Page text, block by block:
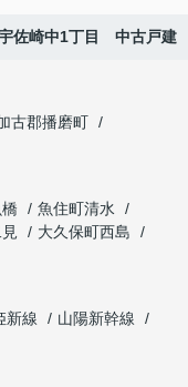
佐崎中1丁目 中古戸建
古郡播磨町
魚住町清水
大久保町西島
新線
山陽新幹線